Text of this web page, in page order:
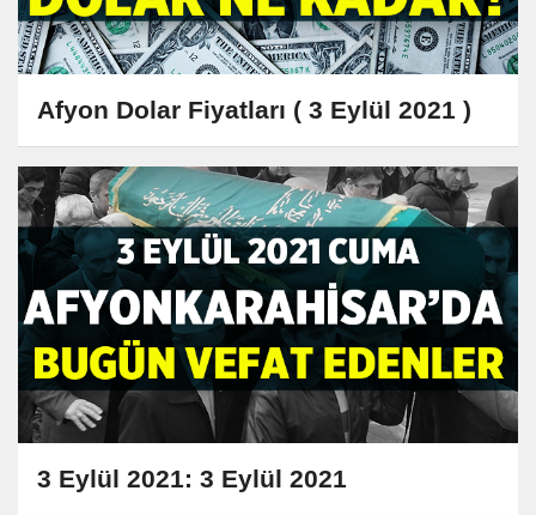
Afyon Dolar Fiyatları ( 3 Eylül 2021 )
3 Eylül 2021: 3 Eylül 2021